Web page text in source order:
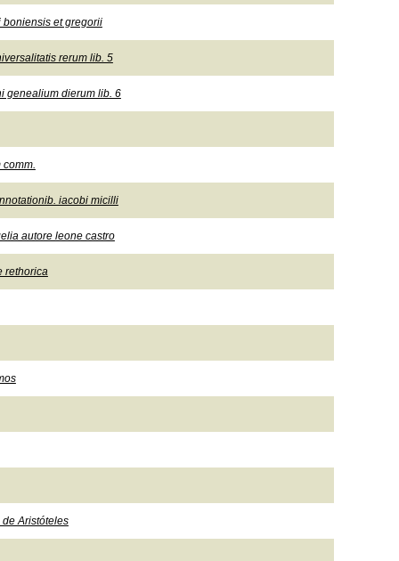
boniensis et gregorii
rerum lib. 5
genealium dierum lib. 6
comm.
iacobi micilli
autore leone castro
rethorica
Aristóteles